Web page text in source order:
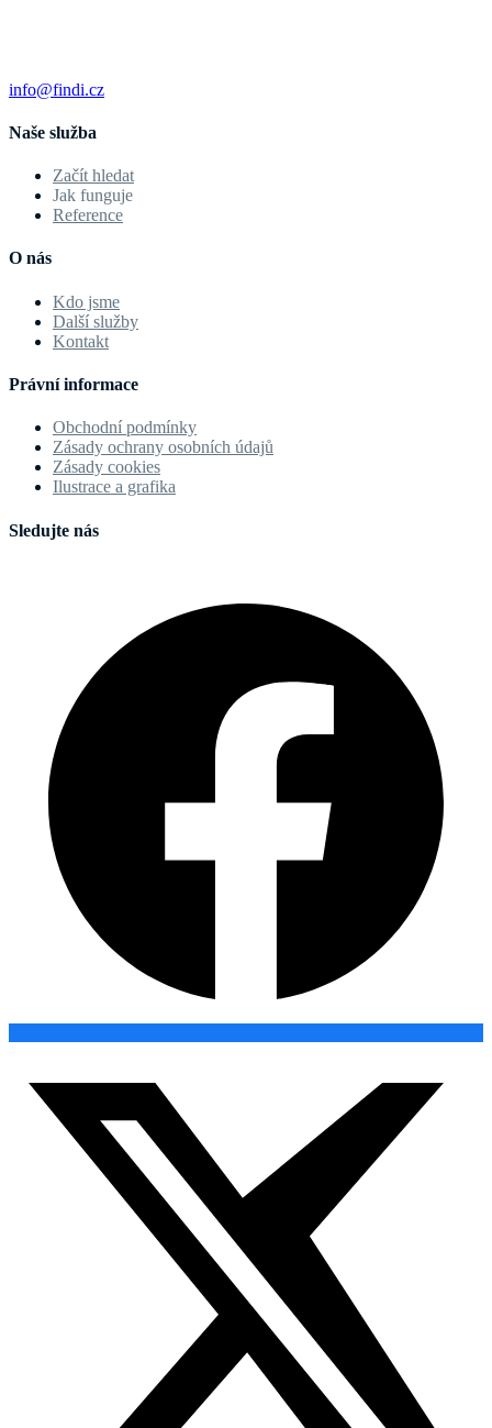
info@findi.cz
Naše služba
Začít hledat
Jak funguje
Reference
O nás
Kdo jsme
Další služby
Kontakt
Právní informace
Obchodní podmínky
Zásady ochrany osobních údajů
Zásady cookies
Ilustrace a grafika
Sledujte nás